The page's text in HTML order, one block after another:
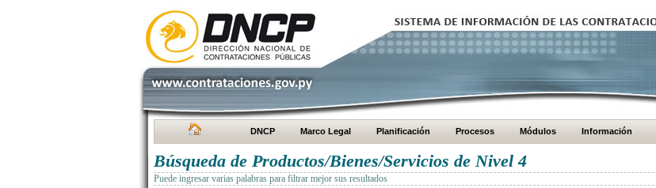
DNCP Marco Legal Planificación Procesos Módulos Información
Búsqueda de Productos/Bienes/Servicios de Nivel 4
Puede ingresar varias palabras para filtrar mejor sus resultados